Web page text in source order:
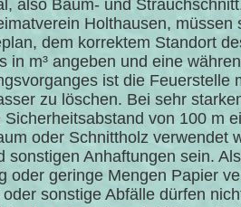
also Baum- und
Holthausen,
dem korrektem Standort
in m³ angeben und eine
ist die
zu löschen. Bei sehr
von 100 m
oder Schnittholz verwendet
sonstigen Anhaftungen sein.
oder geringe Mengen Papier
sonstige Abfälle dürfen